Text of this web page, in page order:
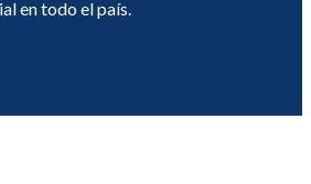
en todo el país.